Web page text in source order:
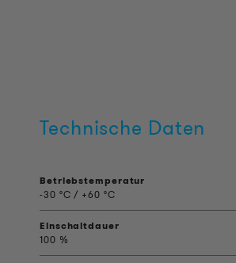
Technische Daten
Betriebstemperatur
-30 °C / +60 °C
Einschaltdauer
100 %